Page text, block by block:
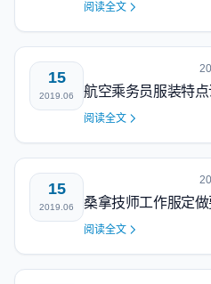
阅读全文
15
2019.06 航空乘务员服装特点
阅读全文
15
2019.06 桑拿技师工作服定
阅读全文